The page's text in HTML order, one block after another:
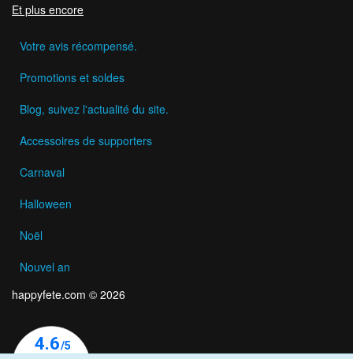
Et plus encore
Votre avis récompensé.
Promotions et soldes
Blog, suivez l'actualité du site.
Accessoires de supporters
Carnaval
Halloween
Noël
Nouvel an
happyfete.com © 2026